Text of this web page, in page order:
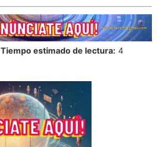
Tiempo estimado de lectura: 4